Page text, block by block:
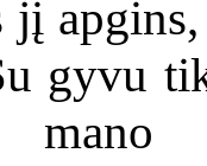
jį
gyvu
mano